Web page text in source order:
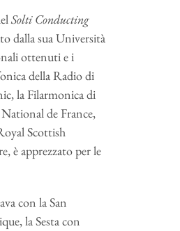
Solti Conducting
dalla sua Università
ottenuti e i
della Radio di
la Filarmonica di
de France,
Scottish
è apprezzato per le
con la San
la Sesta con